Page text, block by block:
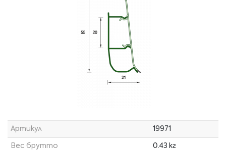
Артикул 19971
Вес брутто 0.43 кг